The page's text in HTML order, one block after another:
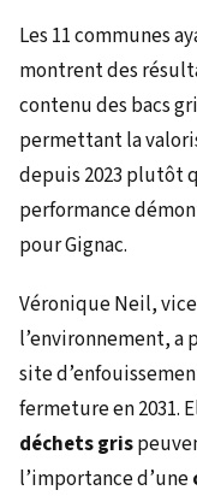
Les 11 communes
montrent des
contenu des bacs
permettant la
depuis 2023 plutôt
performance
pour Gignac.
Véronique Neil,
l’environnement,
site
fermeture en 2031.
déchets gris
l’importance d’une